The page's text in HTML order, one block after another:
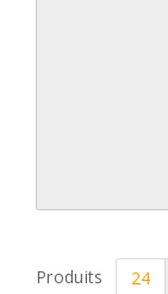
Produits 24